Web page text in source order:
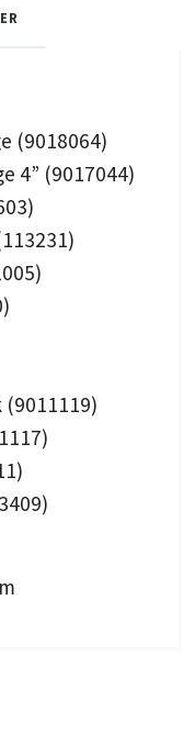
(9018064)
4” (9017044)